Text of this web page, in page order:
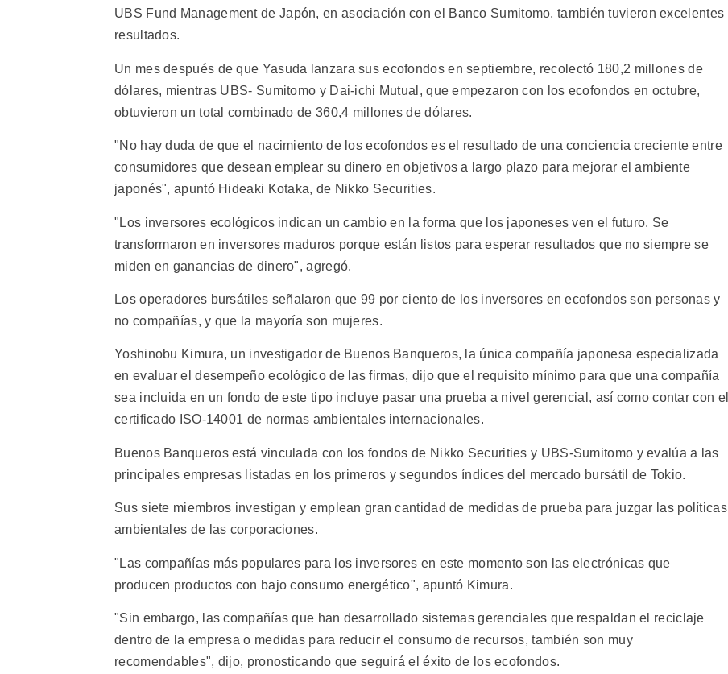
UBS Fund Management de Japón, en asociación con el Banco Sumitomo, también tuvieron excelentes
resultados.
Un mes después de que Yasuda lanzara sus ecofondos en septiembre, recolectó 180,2 millones de
dólares, mientras UBS- Sumitomo y Dai-ichi Mutual, que empezaron con los ecofondos en octubre,
obtuvieron un total combinado de 360,4 millones de dólares.
"No hay duda de que el nacimiento de los ecofondos es el resultado de una conciencia creciente entre
consumidores que desean emplear su dinero en objetivos a largo plazo para mejorar el ambiente
japonés", apuntó Hideaki Kotaka, de Nikko Securities.
"Los inversores ecológicos indican un cambio en la forma que los japoneses ven el futuro. Se
transformaron en inversores maduros porque están listos para esperar resultados que no siempre se
miden en ganancias de dinero", agregó.
Los operadores bursátiles señalaron que 99 por ciento de los inversores en ecofondos son personas y
no compañías, y que la mayoría son mujeres.
Yoshinobu Kimura, un investigador de Buenos Banqueros, la única compañía japonesa especializada
en evaluar el desempeño ecológico de las firmas, dijo que el requisito mínimo para que una compañía
sea incluida en un fondo de este tipo incluye pasar una prueba a nivel gerencial, así como contar con el
certificado ISO-14001 de normas ambientales internacionales.
Buenos Banqueros está vinculada con los fondos de Nikko Securities y UBS-Sumitomo y evalúa a las
principales empresas listadas en los primeros y segundos índices del mercado bursátil de Tokio.
Sus siete miembros investigan y emplean gran cantidad de medidas de prueba para juzgar las políticas
ambientales de las corporaciones.
"Las compañías más populares para los inversores en este momento son las electrónicas que
producen productos con bajo consumo energético", apuntó Kimura.
"Sin embargo, las compañías que han desarrollado sistemas gerenciales que respaldan el reciclaje
dentro de la empresa o medidas para reducir el consumo de recursos, también son muy
recomendables", dijo, pronosticando que seguirá el éxito de los ecofondos.